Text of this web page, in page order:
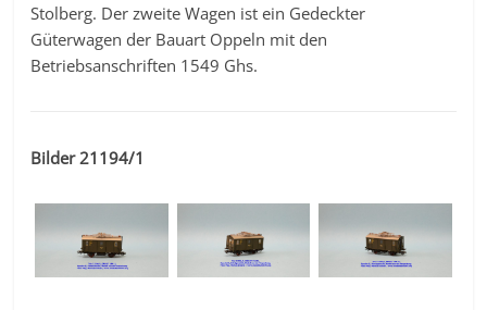
Stolberg. Der zweite Wagen ist ein Gedeckter
Güterwagen der Bauart Oppeln mit den
Betriebsanschriften 1549 Ghs.
Bilder 21194/1